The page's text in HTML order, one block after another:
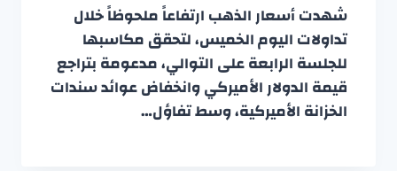
شهدت أسعار الذهب ارتفاعاً ملحوظاً خلال
تداولات اليوم الخميس، لتحقق مكاسبها
للجلسة الرابعة على التوالي، مدعومة بتراجع
قيمة الدولار الأميركي وانخفاض عوائد سندات
الخزانة الأميركية، وسط تفاؤل…